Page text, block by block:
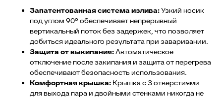
Запатентованная система излива:Узкий носик
под углом 90° обеспечивает непрерывный
вертикальный поток без задержек, что позволяет
добиться идеального результата при заваривании.
Защита от выкипания:Автоматическое
отключение после закипания и защита от перегрева
обеспечивают безопасность использования.
Комфортная крышка: Крышка с 3 отверстиями
для выхода пара и двойными стенками никогда не
НА НАШУ
РАССЫЛКУ
Я соглашаюсь на обработку персональных данных
согласно политике конфиденциальности
ПОДПИСАТЬСЯ